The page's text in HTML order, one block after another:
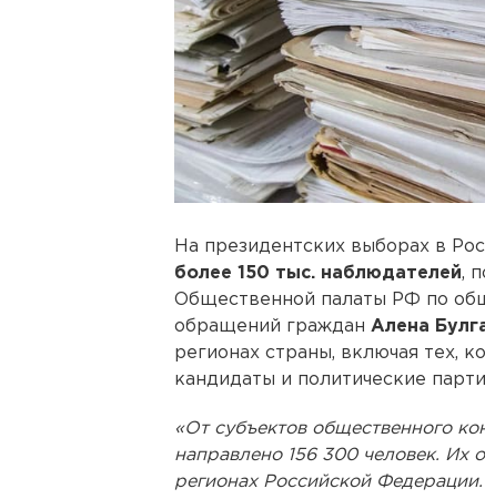
На президентских выборах в
более 150 тыс. наблюдателей,
Общественной палаты РФ по
обращений граждан Алена
регионах страны, включая тех,
кандидаты и политические
«От субъектов общественного
направлено 156 300 человек. Их
регионах Российской